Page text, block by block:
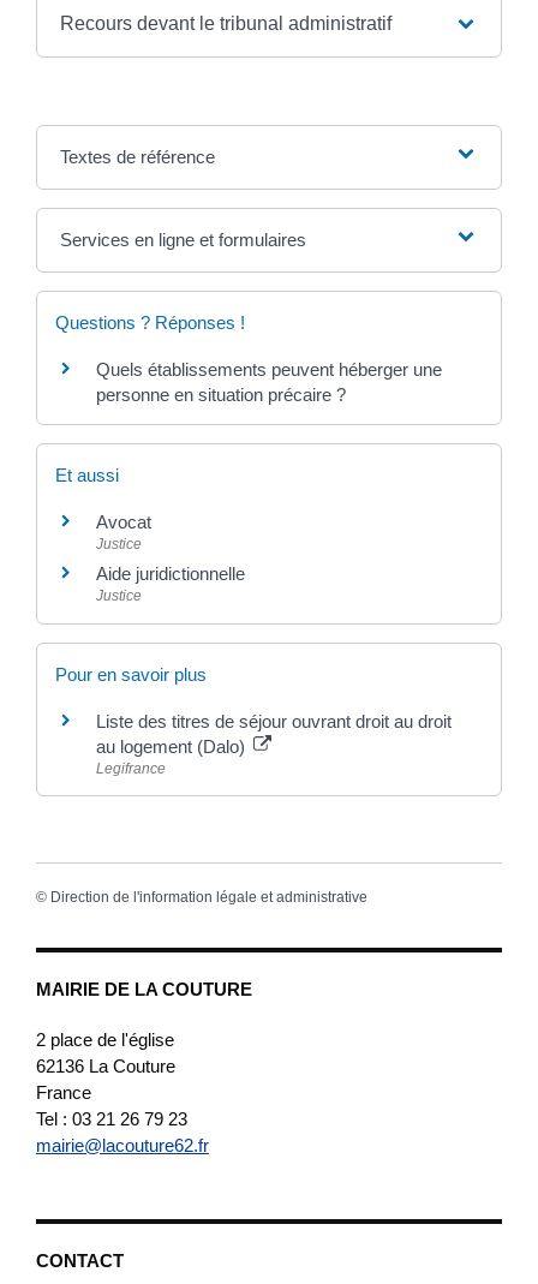
MAIRIE DE LA COUTURE
2 place de l'église
62136 La Couture
France
Tel : 03 21 26 79 23
mairie@lacouture62.fr
CONTACT
Recours devant le tribunal administratif
Textes de référence
Services en ligne et formulaires
Questions ? Réponses !
Quels établissements peuvent héberger une
personne en situation précaire ?
Et aussi
Avocat
Justice
Aide juridictionnelle
Justice
Pour en savoir plus
Liste des titres de séjour ouvrant droit au droit
au logement (Dalo)
Legifrance
© Direction de l'information légale et administrative